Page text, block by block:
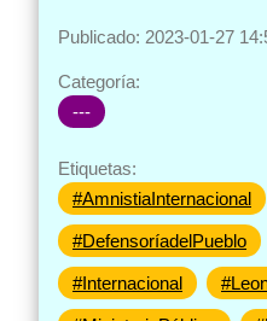
Publicado: 2023-01-27
Categoría:
---
Etiquetas:
#AmnistiaInternacional
#DefensoríadelPueblo
#Internacional